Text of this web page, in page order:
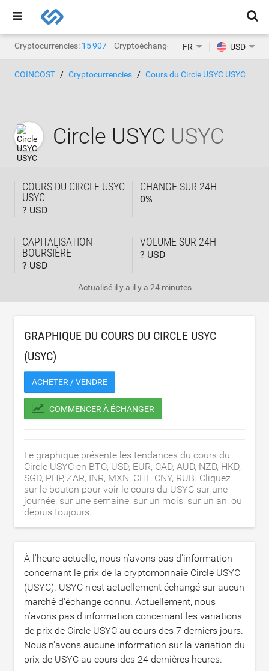
Cryptocurrencies: 15 907 Cryptoéchanges: 1 468
FR USD
COINCOST Cryptocurrencies Cours du Circle USYC USYC
Circle USYC USYC
COURS DU CIRCLE USYC
USYC
? USD
CHANGE SUR 24H
0%
CAPITALISATION
BOURSIÈRE
? USD
VOLUME SUR 24H
? USD
Actualisé il y a il y a 24 minutes
GRAPHIQUE DU COURS DU CIRCLE USYC
(USYC)
ACHETER / VENDRE
COMMENCER À ÉCHANGER
Le graphique présente les tendances du cours du
Circle USYC en BTC, USD, EUR, CAD, AUD, NZD, HKD,
SGD, PHP, ZAR, INR, MXN, CHF, CNY, RUB. Cliquez
sur le bouton pour voir le cours du USYC sur une
journée, sur une semaine, sur un mois, sur un an, ou
depuis toujours.
À l'heure actuelle, nous n'avons pas d'information
concernant le prix de la cryptomonnaie Circle USYC
(USYC). USYC n'est actuellement échangé sur aucun
marché d'échange connu. Actuellement, nous
n'avons pas d'information concernant les variations
de prix de Circle USYC au cours des 7 derniers jours.
Nous n'avons aucune information sur la variation du
prix de USYC au cours des 24 dernières heures.